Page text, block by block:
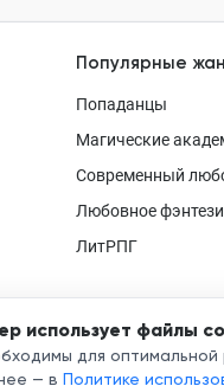
использует файлы
для оптимальной
— в Политике
Популярные
Попаданцы
Магические
Современный
Любовное фэнтези
ЛитРПГ